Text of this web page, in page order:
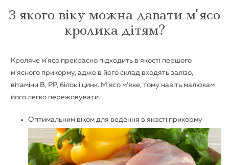
З якого віку можна давати м’ясо
кролика дітям?
Кроляче м’ясо прекрасно підходить в якості першого
м’ясного прикорму, адже в його склад входять залізо,
вітаміни В, РР, білок і цинк. М’ясо м’яке, тому навіть малюкам
його легко пережовувати.
Оптимальним віком для ведення в якості прикорму